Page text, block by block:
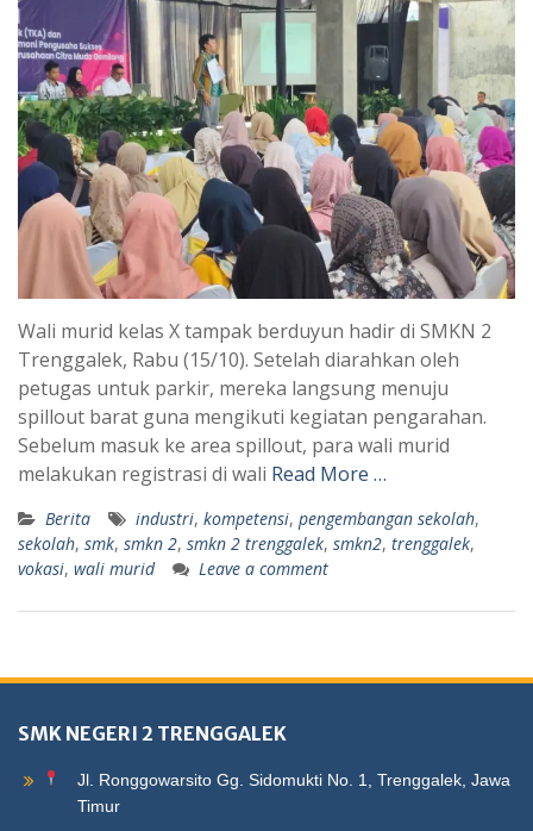
Wali murid kelas X tampak berduyun hadir di SMKN 2
Trenggalek, Rabu (15/10). Setelah diarahkan oleh
petugas untuk parkir, mereka langsung menuju
spillout barat guna mengikuti kegiatan pengarahan.
Sebelum masuk ke area spillout, para wali murid
melakukan registrasi di wali Read More …
Berita industri, kompetensi, pengembangan sekolah,
sekolah, smk, smkn 2, smkn 2 trenggalek, smkn2, trenggalek,
vokasi, wali murid Leave a comment
SMK NEGERI 2 TRENGGALEK
Jl. Ronggowarsito Gg. Sidomukti No. 1, Trenggalek, Jawa
Timur